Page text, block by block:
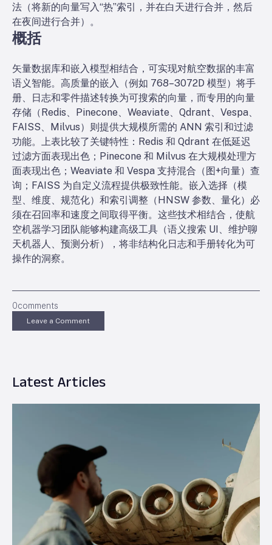
法（将新的向量写入“热”索引，并在白天进行合并，然后
在夜间进行合并）。
概括
矢量数据库和嵌入模型相结合，可实现对航空数据的丰富
语义智能。高质量的嵌入（例如 768–3072D 模型）将手
册、日志和零件描述转换为可搜索的向量，而专用的向量
存储（Redis、Pinecone、Weaviate、Qdrant、Vespa、
FAISS、Milvus）则提供大规模所需的 ANN 索引和过滤
功能。上表比较了关键特性：Redis 和 Qdrant 在低延迟
过滤方面表现出色；Pinecone 和 Milvus 在大规模处理方
面表现出色；Weaviate 和 Vespa 支持混合（图+向量）查
询；FAISS 为自定义流程提供极致性能。嵌入选择（模
型、维度、规范化）和索引调整（HNSW 参数、量化）必
须在召回率和速度之间取得平衡。这些技术相结合，使航
空机器学习团队能够构建高级工具（语义搜索 UI、维护聊
天机器人、预测分析），将非结构化日志和手册转化为可
操作的洞察。
0comments
Leave a Comment
Latest Articles